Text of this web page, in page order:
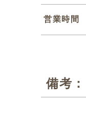
営業時間
備考：